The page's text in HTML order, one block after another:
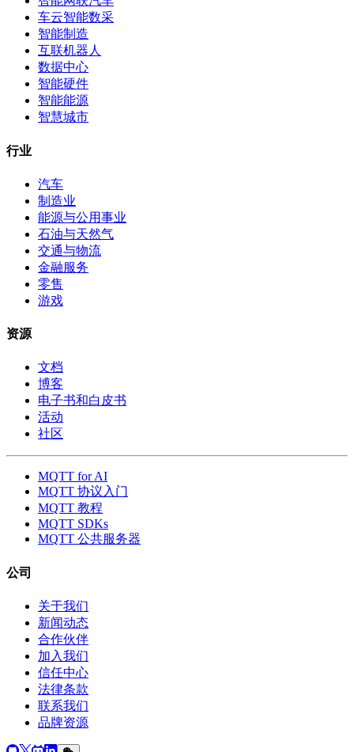
车云智能数采
智能制造
互联机器人
数据中心
智能硬件
智能能源
智慧城市
行业
汽车
制造业
能源与公用事业
石油与天然气
交通与物流
金融服务
零售
游戏
资源
文档
博客
电子书和白皮书
活动
社区
MQTT for AI
MQTT 协议入门
MQTT 教程
MQTT SDKs
MQTT 公共服务器
公司
关于我们
新闻动态
合作伙伴
加入我们
信任中心
法律条款
联系我们
品牌资源